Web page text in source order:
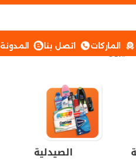
الماركات اتصل بنا المدونة
الصيدلية